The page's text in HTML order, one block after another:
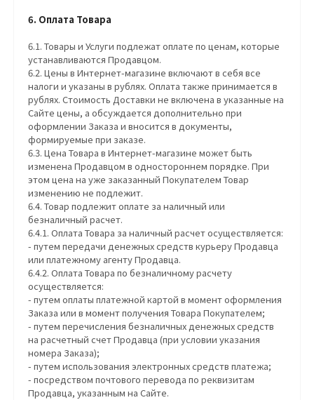
6. Оплата Товара
6.1. Товары и Услуги подлежат оплате по ценам, которые
устанавливаются Продавцом.
6.2. Цены в Интернет-магазине включают в себя все
налоги и указаны в рублях. Оплата также принимается в
рублях. Стоимость Доставки не включена в указанные на
Сайте цены, а обсуждается дополнительно при
оформлении Заказа и вносится в документы,
формируемые при заказе.
6.3. Цена Товара в Интернет-магазине может быть
изменена Продавцом в одностороннем порядке. При
этом цена на уже заказанный Покупателем Товар
изменению не подлежит.
6.4. Товар подлежит оплате за наличный или
безналичный расчет.
6.4.1. Оплата Товара за наличный расчет осуществляется:
- путем передачи денежных средств курьеру Продавца
или платежному агенту Продавца.
6.4.2. Оплата Товара по безналичному расчету
осуществляется:
- путем оплаты платежной картой в момент оформления
Заказа или в момент получения Товара Покупателем;
- путем перечисления безналичных денежных средств
на расчетный счет Продавца (при условии указания
номера Заказа);
- путем использования электронных средств платежа;
- посредством почтового перевода по реквизитам
Продавца, указанным на Сайте.